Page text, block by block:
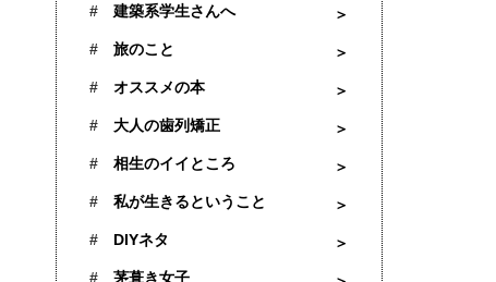
建築系学生さんへ
旅のこと
オススメの本
大人の歯列矯正
相生のイイところ
私が生きるということ
DIYネタ
茅葺き女子